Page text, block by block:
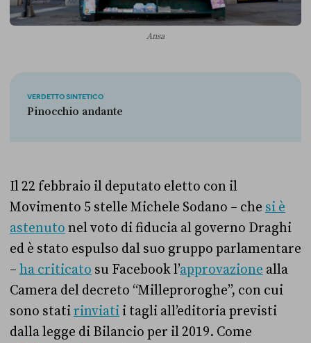
Ansa
VERDETTO SINTETICO
Pinocchio andante
Il 22 febbraio il deputato eletto con il
Movimento 5 stelle Michele Sodano – che si è
astenuto nel voto di fiducia al governo Draghi
ed è stato espulso dal suo gruppo parlamentare
– ha criticato su Facebook l’approvazione alla
Camera del decreto “Milleproroghe”, con cui
sono statirinviati i tagli all’editoria previsti
dalla legge di Bilancio per il 2019. Come